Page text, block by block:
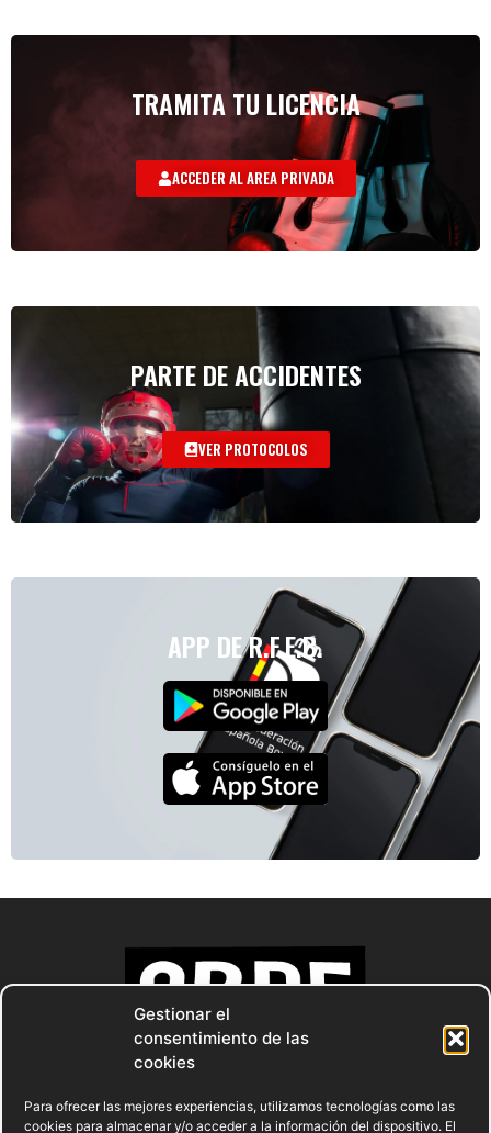
Gestionar el
consentimiento de las
cookies
Para ofrecer las mejores experiencias, utilizamos tecnologías como las
cookies para almacenar y/o acceder a la información del dispositivo. El
TRAMITA TU LICENCIA
ACCEDER AL AREA PRIVADA
PARTE DE ACCIDENTES
VER PROTOCOLOS
APP DE R.F.E.B.